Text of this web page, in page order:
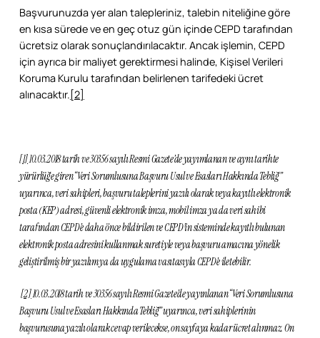
Başvurunuzda yer alan talepleriniz, talebin niteliğine göre
en kısa sürede ve en geç otuz gün içinde CEPD tarafından
ücretsiz olarak sonuçlandırılacaktır. Ancak işlemin, CEPD
için ayrıca bir maliyet gerektirmesi halinde, Kişisel Verileri
Koruma Kurulu tarafından belirlenen tarifedeki ücret
alınacaktır. [2]
[1]10.03.2018 tarih ve 30356 sayılı Resmi Gazete’de yayımlanan ve aynı tarihte
yürürlüğe giren “Veri Sorumlusuna Başvuru Usul ve Esasları Hakkında Tebliğ”
uyarınca, veri sahipleri, başvuru taleplerini yazılı olarak veya kayıtlı elektronik
posta (KEP) adresi, güvenli elektronik imza, mobil imza ya da veri sahibi
tarafından CEPD’e daha önce bildirilen ve CEPD’in sisteminde kayıtlı bulunan
elektronik posta adresini kullanmak suretiyle veya başvuru amacına yönelik
geliştirilmiş bir yazılım ya da uygulama vasıtasıyla CEPD’e iletebilir.
[2]10.03.2018 tarih ve 30356 sayılı Resmi Gazete’de yayınlanan “Veri Sorumlusuna
Başvuru Usul ve Esasları Hakkında Tebliğ” uyarınca, veri sahiplerinin
başvurusuna yazılı olarak cevap verilecekse, on sayfaya kadar ücret alınmaz. On